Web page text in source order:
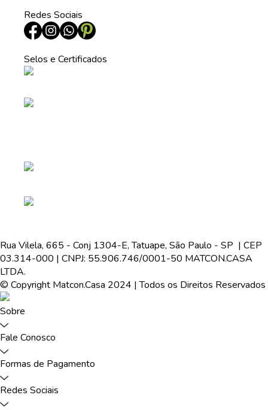
Redes Sociais
Selos e Certificados
Rua Vilela, 665 - Conj 1304-E, Tatuape, São Paulo - SP | CEP
03.314-000 | CNPJ: 55.906.746/0001-50 MATCON.CASA
LTDA.
© Copyright Matcon.Casa 2024 | Todos os Direitos Reservados
Sobre
Fale Conosco
Formas de Pagamento
Redes Sociais